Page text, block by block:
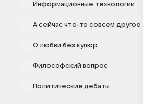
Информационные технологии
А сейчас что-то совсем другое
О любви без купюр
Философский вопрос
Политические дебаты